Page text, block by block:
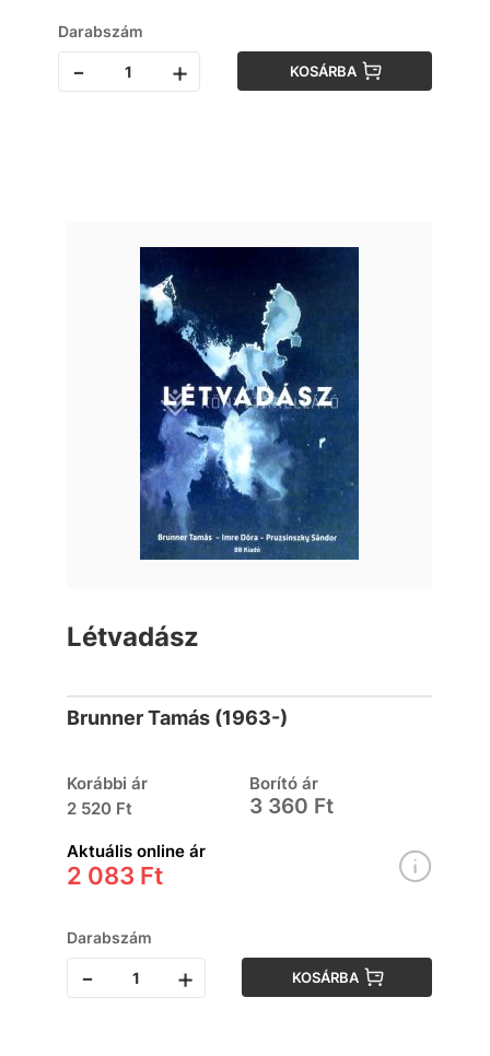
Darabszám
- + KOSÁRBA
Létvadász
Brunner Tamás (1963-)
Korábbi ár
2 520 Ft
Borító ár
3 360 Ft
Aktuális online ár
2 083 Ft
Darabszám
- + KOSÁRBA